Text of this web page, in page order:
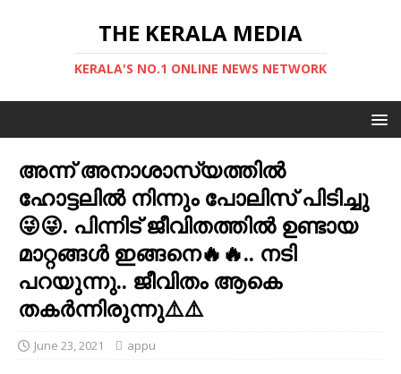
THE KERALA MEDIA
KERALA'S NO.1 ONLINE NEWS NETWORK
അന്ന് അനാശാസ്യത്തില്‍
ഹോട്ടലില്‍ നിന്നും പോലിസ് പിടിച്ചു
😜😜. പിന്നിട് ജീവിതത്തില്‍ ഉണ്ടായ
മാറ്റങ്ങള്‍ ഇങ്ങനെ🔥🔥.. നടി
പറയുന്നു.. ജീവിതം ആകെ
തകര്‍ന്നിരുന്നു⚠️⚠️
June 23, 2021 appu